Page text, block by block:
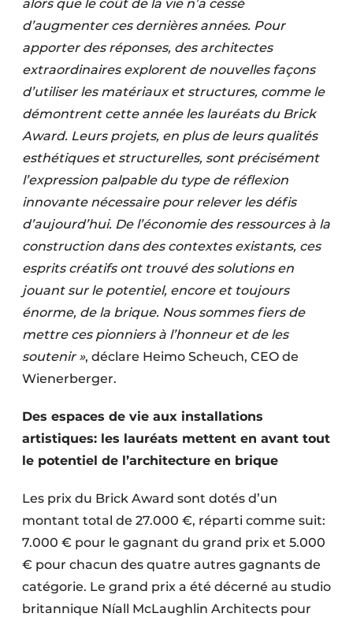
alors que le coût de la vie n’a cessé
d’augmenter ces dernières années. Pour
apporter des réponses, des architectes
extraordinaires explorent de nouvelles façons
d’utiliser les matériaux et structures, comme le
démontrent cette année les lauréats du Brick
Award. Leurs projets, en plus de leurs qualités
esthétiques et structurelles, sont précisément
l’expression palpable du type de réflexion
innovante nécessaire pour relever les défis
d’aujourd’hui. De l’économie des ressources à la
construction dans des contextes existants, ces
esprits créatifs ont trouvé des solutions en
jouant sur le potentiel, encore et toujours
énorme, de la brique. Nous sommes fiers de
mettre ces pionniers à l’honneur et de les
soutenir », déclare Heimo Scheuch, CEO de
Wienerberger.
Des espaces de vie aux installations
artistiques: les lauréats mettent en avant tout
le potentiel de l’architecture en brique
Les prix du Brick Award sont dotés d’un
montant total de 27.000 €, réparti comme suit:
7.000 € pour le gagnant du grand prix et 5.000
€ pour chacun des quatre autres gagnants de
catégorie. Le grand prix a été décerné au studio
britannique Níall McLaughlin Architects pour